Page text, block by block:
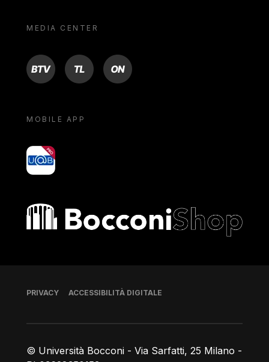
MEDIA CENTER
BTV TL ON
MOBILE APP
yoU@B
Bocconi shop
© Università Bocconi - Via Sarfatti, 25 Milano -
Piè di pagina
PRIVACY ACCESSIBILITÀ DIGITALE